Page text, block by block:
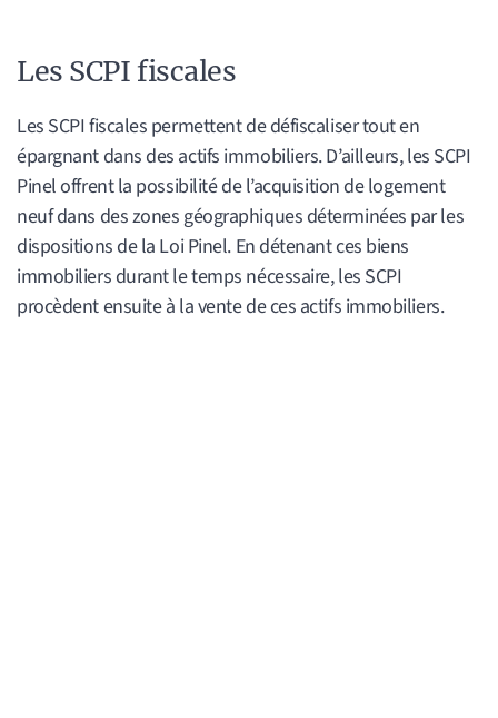
Les SCPI fiscales
Les SCPI fiscales permettent de défiscaliser tout en
épargnant dans des actifs immobiliers. D’ailleurs, les SCPI
Pinel offrent la possibilité de l’acquisition de logement
neuf dans des zones géographiques déterminées par les
dispositions de la Loi Pinel. En détenant ces biens
immobiliers durant le temps nécessaire, les SCPI
procèdent ensuite à la vente de ces actifs immobiliers.